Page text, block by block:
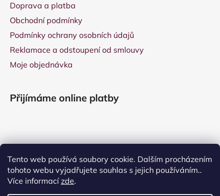
Tento web používá soubory cookie. Dalším procházením
tohoto webu vyjadřujete souhlas s jejich používáním..
Více informacízde.
Doprava a platba
Obchodní podmínky
Podmínky ochrany osobních údajů
Reklamace a odstoupení od smlouvy
Moje objednávka
Přijímáme online platby